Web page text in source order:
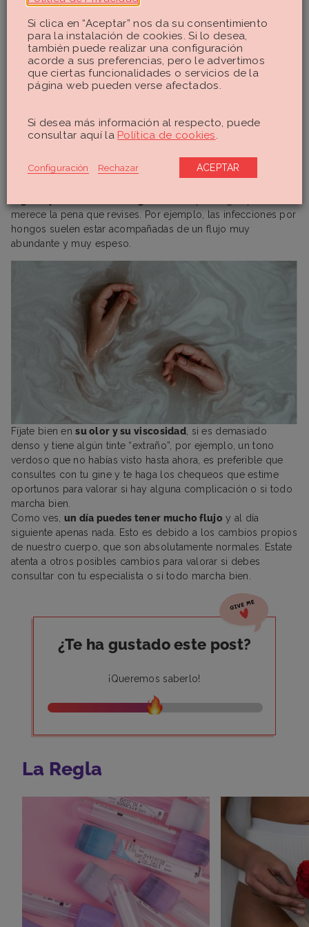
Una infección vaginal se puede
manifestar con cambios en el flujo
También deberías prestarle atención (que no preocuparte,
que es diferente) en casos de que vengaacompañado por
otros síntomas. Lo más habitual es que si también tienes
merece la pena que revises. Por ejemplo, las infecciones por
hongos suelen estar acompañadas de un flujo muy
abundante y muy espeso.
Fíjate bien ensu olor y su viscosidad, si es demasiado
denso y tiene algún tinte “extraño”, por ejemplo, un tono
verdoso que no habías visto hasta ahora, es preferible que
consultes con tu gine y te haga los chequeos que estime
oportunos para valorar si hay alguna complicación o si todo
marcha bien.
Como ves, un día puedes tener mucho flujo y al día
siguiente apenas nada. Esto es debido a los cambios propios
de nuestro cuerpo, que son absolutamente normales. Estate
atenta a otros posibles cambios para valorar si debes
consultar con tu especialista o si todo marcha bien.
¿Te ha gustado este post?
¡Queremos saberlo!
La Regla
Si clica en “Aceptar” nos da su consentimiento
para la instalación de cookies. Si lo desea,
también puede realizar una configuración
acorde a sus preferencias, pero le advertimos
que ciertas funcionalidades o servicios de la
página web pueden verse afectados.
Si desea más información al respecto, puede
consultar aquí la Política de cookies.
Configuración Rechazar ACEPTAR